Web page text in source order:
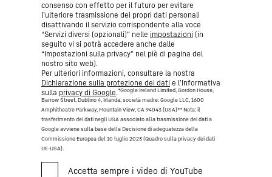
consenso con effetto per il futuro per evitare
l’ulteriore trasmissione dei propri dati personali
disattivando il servizio corrispondente alla voce
“Servizi diversi (opzionali)” nelle impostazioni (in
seguito vi si potrà accedere anche dalle
“Impostazioni sulla privacy” nel piè di pagina del
nostro sito web).
Per ulteriori informazioni, consultare la nostra
Dichiarazione sulla protezione dei dati e l’Informativa
sulla privacy di Google.*Google Ireland Limited, Gordon House,
Barrow Street, Dublino 4, Irlanda, società madre: Google LLC, 1600
Amphitheatre Parkway, Mountain View, CA 94043 (USA)** Nota: il
trasferimento dei dati negli USA associato alla trasmissione dei dati a
Google avviene sulla base della Decisione di adeguatezza della
Commissione Europea del 10 luglio 2023 (Quadro sulla privacy dei dati
UE-USA).